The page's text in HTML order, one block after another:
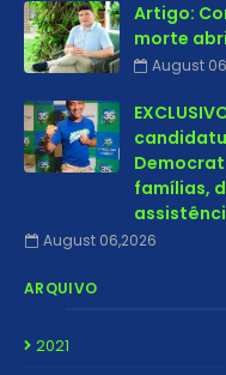
Artigo:
morte
August
famílias,
August 06,2026
ARQUIVO
2021